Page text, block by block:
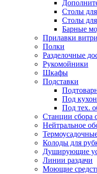
Столы для
Столы
Барные
Прилавки
Полки
Разделочные
Рукомойники
Шкафы
Подставки
Под
Под тех.
Cтанции сбора
Нейтральное
Колоды для
Душирующие
Линии раздачи
Моющие